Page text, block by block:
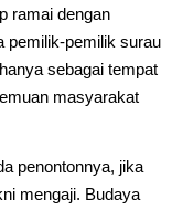
ramai dengan
pemilik-pemilik surau
sebagai tempat
masyarakat
penontonnya, jika
mengaji. Budaya